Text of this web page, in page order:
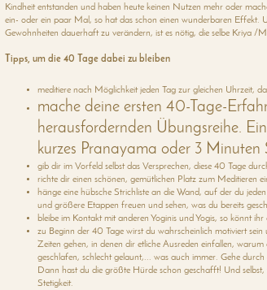
Kindheit entstanden und haben heute keinen Nutzen mehr oder
ein- oder ein paar Mal, so hat das schon einen wunderbaren
Gewohnheiten dauerhaft zu verändern, ist es nötig, die selbe Kriya /
Tipps, um die 40 Tage dabei zu bleiben
meditiere nach Möglichkeit jeden Tag zur gleichen Uhrzeit,
mache deine ersten 40-Tage-
herausfordernden Übungsreihe.
kurzes Pranayama oder 3
gib dir im Vorfeld selbst das Versprechen, diese 40 Tage
richte dir einen schönen, gemütlichen Platz zum Meditieren
hänge eine hübsche Strichliste an die Wand, auf der du
und größere Etappen freuen und sehen, was du bereits
bleibe im Kontakt mit anderen Yoginis und Yogis, so könnt
zu Beginn der 40 Tage wirst du wahrscheinlich motiviert
Zeiten gehen, in denen dir etliche Ausreden einfallen,
geschlafen, schlecht gelaunt,... was auch immer. Gehe
Dann hast du die größte Hürde schon geschafft! Und
Stetigkeit.